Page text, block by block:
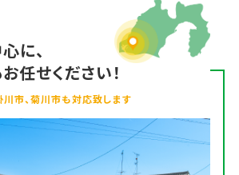
に、
任せください！
川市、菊川市も対応致します